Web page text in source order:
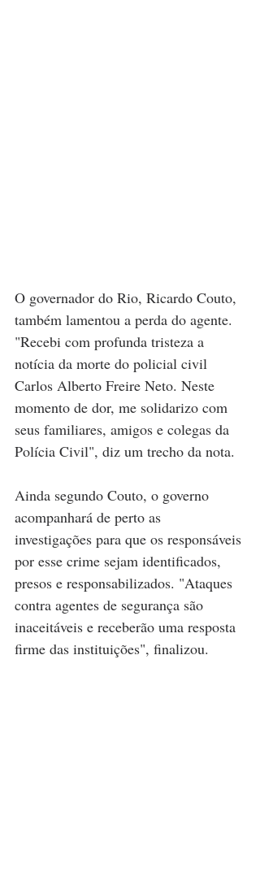
O governador do Rio, Ricardo Couto,
também lamentou a perda do agente.
"Recebi com profunda tristeza a
notícia da morte do policial civil
Carlos Alberto Freire Neto. Neste
momento de dor, me solidarizo com
seus familiares, amigos e colegas da
Polícia Civil", diz um trecho da nota.
Ainda segundo Couto, o governo
acompanhará de perto as
investigações para que os responsáveis
por esse crime sejam identificados,
presos e responsabilizados. "Ataques
contra agentes de segurança são
inaceitáveis e receberão uma resposta
firme das instituições", finalizou.